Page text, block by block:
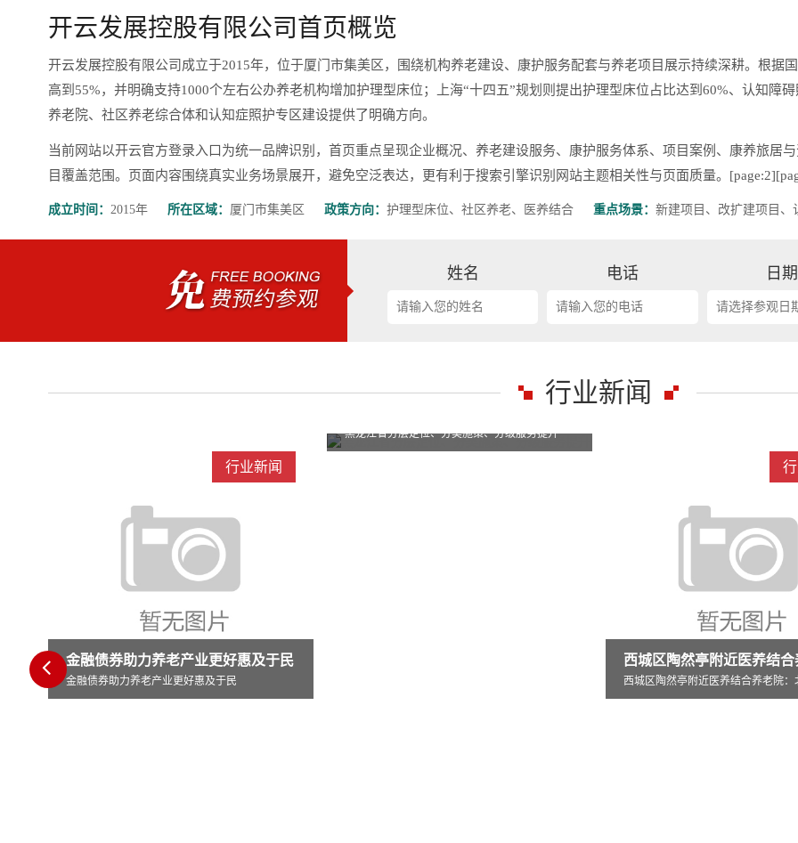
开云发展控股有限公司首页概览
开云发展控股有限公司成立于2015年，位于厦门市集美区，围绕机构养老建设、康护服务配套与养老项目展示持续深耕。根据
高到55%，并明确支持1000个左右公办养老机构增加护理型床位；上海“十四五”规划则提出护理型床位占比达到60%、认知障
养老院、社区养老综合体和认知症照护专区建设提供了明确方向。
当前网站以开云官方登录入口为统一品牌识别，首页重点呈现企业概况、养老建设服务、康护服务体系、项目案例、康养旅居
目覆盖范围。页面内容围绕真实业务场景展开，避免空泛表达，更有利于搜索引擎识别网站主题相关性与页面质量。
成立时间： 2015年 所在区域： 厦门市集美区 政策方向： 护理型床位、社区养老、医养结合 重点场景： 新建项目、改扩建项目、
姓名 电话 日期
行业新闻
行业新闻
北京市怀柔区杨宋镇敬老院创新打造